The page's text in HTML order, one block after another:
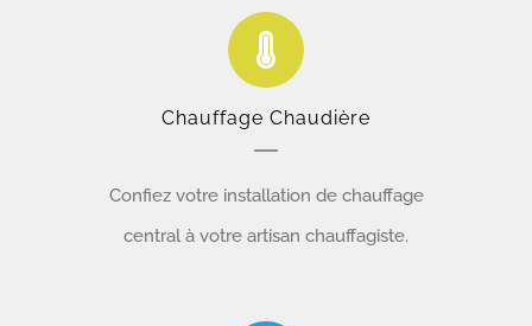
Chauffage Chaudière
Confiez votre installation de chauffage
central à votre artisan chauffagiste.